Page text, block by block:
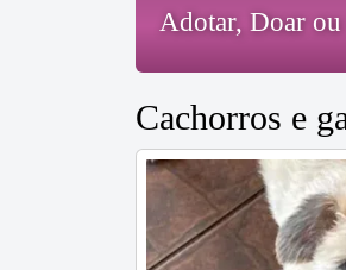
Adotar, Doar
Cachorros e